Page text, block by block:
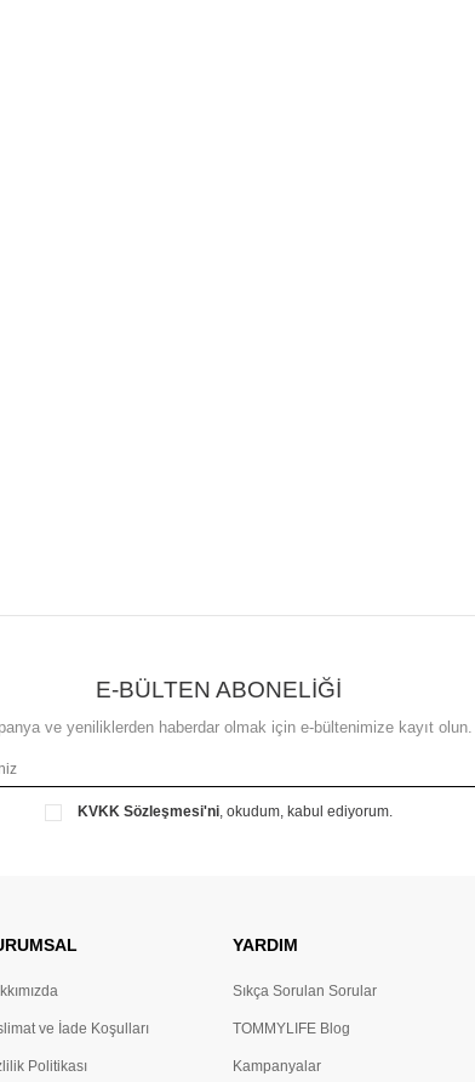
E-BÜLTEN ABONELİĞİ
ve yeniliklerden haberdar olmak için e-bültenimize kayıt olun.
KVKK Sözleşmesi'ni, okudum, kabul ediyorum.
ve İade Koşulları
Politikası
YARDIM
Sıkça Sorulan Sorular
TOMMYLIFE Blog
Kampanyalar